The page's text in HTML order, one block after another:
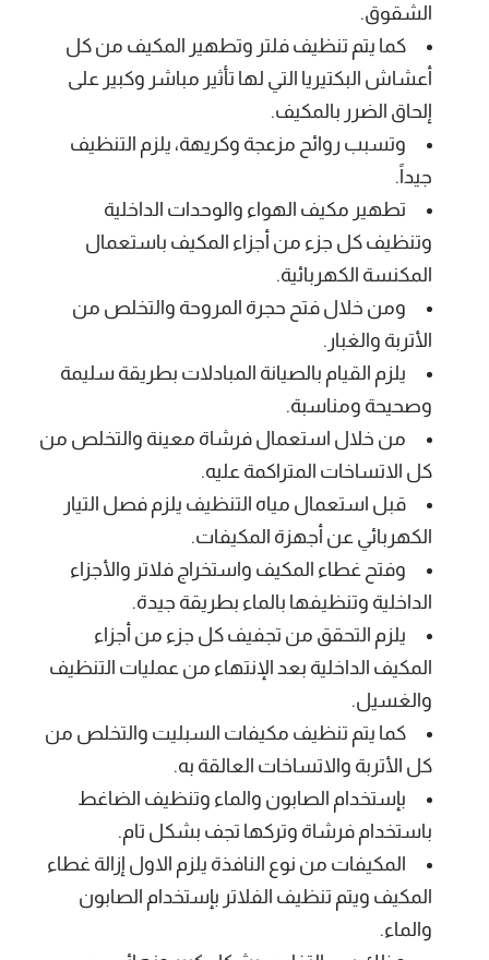
الشقوق.
كما يتم تنظيف فلتر وتطهير المكيف من كل
أعشاش البكتيريا التي لها تأثير مباشر وكبير على
إلحاق الضرر بالمكيف.
وتسبب روائح مزعجة وكريهة، يلزم التنظيف
جيداً.
تطهير مكيف الهواء والوحدات الداخلية
وتنظيف كل جزء من أجزاء المكيف باستعمال
المكنسة الكهربائية.
ومن خلال فتح حجرة المروحة والتخلص من
الأتربة والغبار.
يلزم القيام بالصيانة المبادلات بطريقة سليمة
وصحيحة ومناسبة.
من خلال استعمال فرشاة معينة والتخلص من
كل الاتساخات المتراكمة عليه.
قبل استعمال مياه التنظيف يلزم فصل التيار
الكهربائي عن أجهزة المكيفات.
وفتح غطاء المكيف واستخراج فلاتر والأجزاء
الداخلية وتنظيفها بالماء بطريقة جيدة.
يلزم التحقق من تجفيف كل جزء من أجزاء
المكيف الداخلية بعد الإنتهاء من عمليات التنظيف
والغسيل.
كما يتم تنظيف مكيفات السبليت والتخلص من
كل الأتربة والاتساخات العالقة به.
بإستخدام الصابون والماء وتنظيف الضاغط
باستخدام فرشاة وتركها تجف بشكل تام.
المكيفات من نوع النافذة يلزم الاول إزالة غطاء
المكيف ويتم تنظيف الفلاتر بإستخدام الصابون
والماء.